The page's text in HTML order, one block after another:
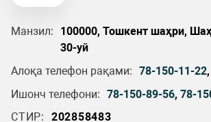
Манзил:
100000, Тошкент шаҳри,
30-уй
Алоқа телефон рақами: 78-150-11-22,
Ишонч телефони: 78-150-89-56, 78-
СТИР:
202858483